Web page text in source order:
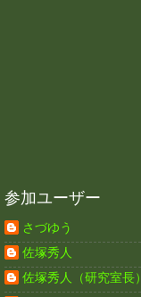
参加ユーザー
さづゆう
佐塚秀人
佐塚秀人（研究室長）